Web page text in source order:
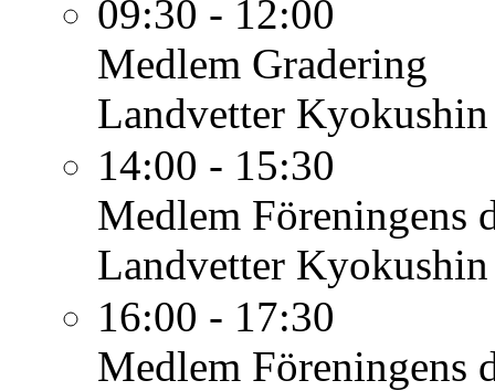
09:30 - 12:00
Medlem Gradering
Landvetter
14:00 - 15:30
Medlem Föreningens
Landvetter
16:00 - 17:30
Medlem Föreningens